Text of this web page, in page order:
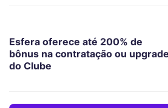
Esfera oferece até 200% de
bônus na contratação ou upgrade
do Clube